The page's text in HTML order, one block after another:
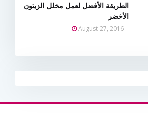
الطريقة الأفضل لعمل مخلل الزيتون
الأخضر
August 27, 2016